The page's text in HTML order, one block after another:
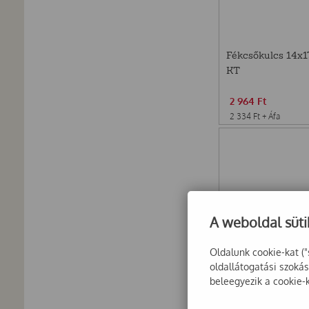
Fékcsőkulcs
KT
2 964 Ft
2 334 Ft + Áfa
KT Csillag-
A weboldal
Oldalunk cookie-kat
oldallátogatási
beleegyezik a cookie-